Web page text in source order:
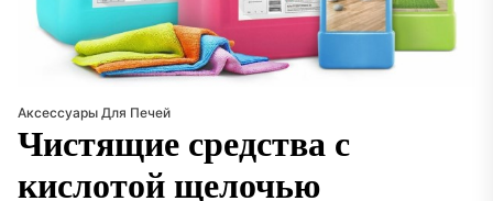
Аксессуары Для Печей
Чистящие средства с
кислотой щелочью